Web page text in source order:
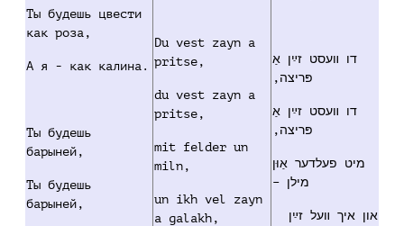
Ты будешь цвести
как роза,
А я - как калина.
Ты будешь
барыней,
Ты будешь
барыней,
Du vest zayn a
pritse,
du vest zayn a
pritse,
mit felder un
miln,
un ikh vel zayn
a galakh,
דו װעסט זײַן אַ
פּריצה,
דו װעסט זײַן אַ
פּריצה,
מיט פעלדער אַוּן
מילן –
און איך װעל זײַן